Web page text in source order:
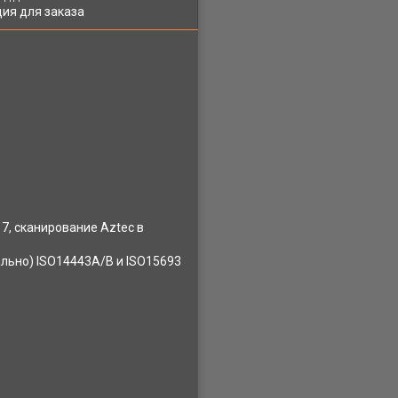
для заказа
сканирование Aztec в
ISO14443A/B и ISO15693